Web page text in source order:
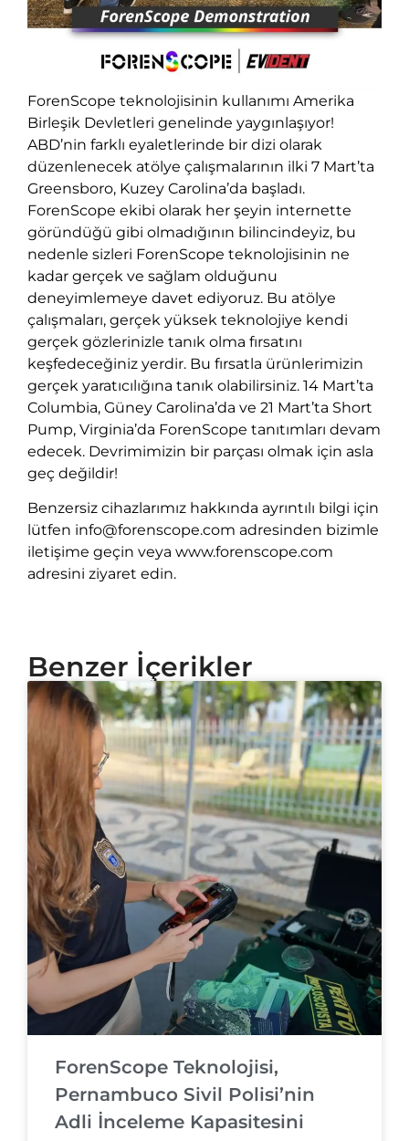
ForenScope teknolojisinin kullanımı Amerika
Birleşik Devletleri genelinde yaygınlaşıyor!
ABD’nin farklı eyaletlerinde bir dizi olarak
düzenlenecek atölye çalışmalarının ilki 7 Mart’ta
Greensboro, Kuzey Carolina’da başladı.
ForenScope ekibi olarak her şeyin internette
göründüğü gibi olmadığının bilincindeyiz, bu
nedenle sizleri ForenScope teknolojisinin ne
kadar gerçek ve sağlam olduğunu
deneyimlemeye davet ediyoruz. Bu atölye
çalışmaları, gerçek yüksek teknolojiye kendi
gerçek gözlerinizle tanık olma fırsatını
keşfedeceğiniz yerdir. Bu fırsatla ürünlerimizin
gerçek yaratıcılığına tanık olabilirsiniz. 14 Mart’ta
Columbia, Güney Carolina’da ve 21 Mart’ta Short
Pump, Virginia’da ForenScope tanıtımları devam
edecek. Devrimimizin bir parçası olmak için asla
geç değildir!
Benzersiz cihazlarımız hakkında ayrıntılı bilgi için
lütfen info@forenscope.com adresinden bizimle
iletişime geçin veya www.forenscope.com
adresini ziyaret edin.
Benzer İçerikler
ForenScope Teknolojisi,
Pernambuco Sivil Polisi’nin
Adli İnceleme Kapasitesini